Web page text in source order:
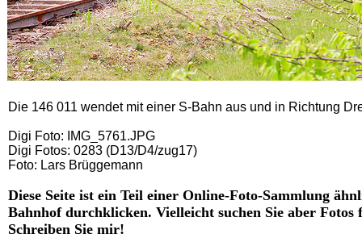
Die 146 011 wendet mit einer S-Bahn aus und in Richtung
Digi Foto: IMG_5761.JPG
Digi Fotos: 0283 (D13/D4/zug17)
Foto: Lars Brüggemann
Diese Seite ist ein Teil einer Online-Foto-Sammlung
Bahnhof durchklicken. Vielleicht suchen Sie aber
Schreiben Sie mir!